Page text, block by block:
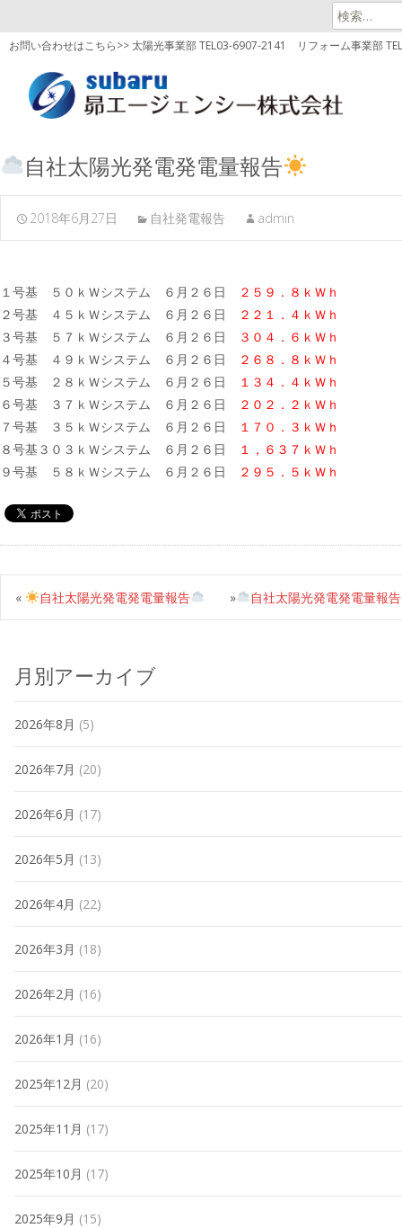
検
索:
お問い合わせはこちら>> 太陽光事業部 TEL03-6907-2141 リフォーム事業部
自社太陽光発電発電量報告
2018年6月27日 自社発電報告 admin
１号基 ５０ｋＷシステム ６月２６日
２５９．８ｋＷｈ
２号基 ４５ｋＷシステム ６月２６日
２２１．４ｋＷｈ
３号基 ５７ｋＷシステム ６月２６日
３０４．６ｋＷｈ
４号基 ４９ｋＷシステム ６月２６日
２６８．８ｋＷｈ
５号基 ２８ｋＷシステム ６月２６日
１３４．４ｋＷｈ
６号基 ３７ｋＷシステム ６月２６日
２０２．２ｋＷｈ
７号基 ３５ｋＷシステム ６月２６日
１７０．３ｋＷｈ
８号基３０３ｋＷシステム ６月２６日
１，６３７ｋＷｈ
９号基 ５８ｋＷシステム ６月２６日
２９５．５ｋＷｈ
« 自社太陽光発電発電量報告 自社太陽光発電発電量報告
»
月別アーカイブ
2026年8月 (5)
2026年7月 (20)
2026年6月 (17)
2026年5月 (13)
2026年4月 (22)
2026年3月 (18)
2026年2月 (16)
2026年1月 (16)
2025年12月 (20)
2025年11月 (17)
2025年10月 (17)
2025年9月 (15)